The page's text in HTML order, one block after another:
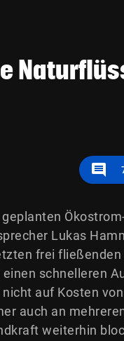
comment
Lukas
frei
schnelleren
auf Kosten
auch an
weiterhin